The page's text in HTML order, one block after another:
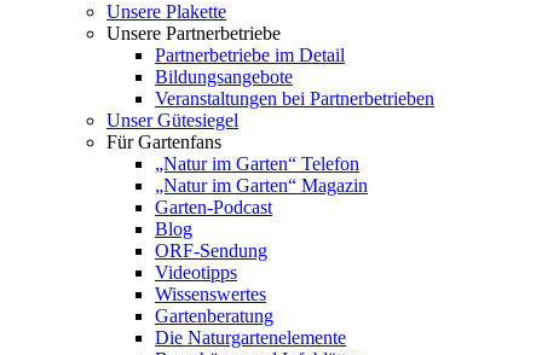
Unsere Plakette
Unsere Partnerbetriebe
Partnerbetriebe im Detail
Bildungsangebote
Veranstaltungen bei Partnerbetrieben
Unser Gütesiegel
Für Gartenfans
„Natur im Garten“ Telefon
„Natur im Garten“ Magazin
Garten-Podcast
Blog
ORF-Sendung
Videotipps
Wissenswertes
Gartenberatung
Die Naturgartenelemente